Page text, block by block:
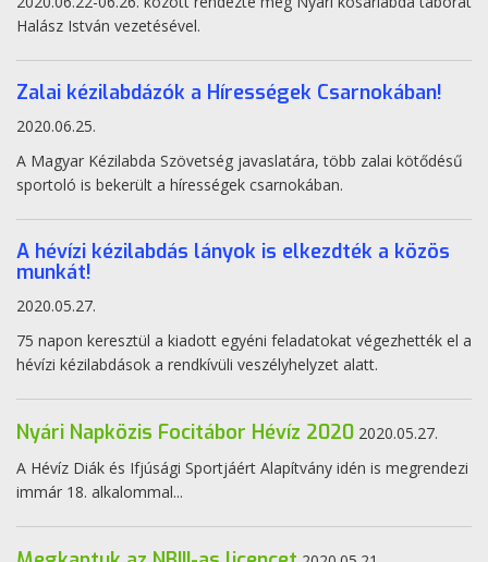
Halász István vezetésével.
Zalai kézilabdázók a Hírességek Csarnokában!
2020.06.25.
A Magyar Kézilabda Szövetség javaslatára, több zalai kötődésű
sportoló is bekerült a hírességek csarnokában.
A hévízi kézilabdás lányok is elkezdték a közös
munkát!
2020.05.27.
75 napon keresztül a kiadott egyéni feladatokat végezhették el a
hévízi kézilabdások a rendkívüli veszélyhelyzet alatt.
Nyári Napközis Focitábor Hévíz 2020 2020.05.27.
A Hévíz Diák és Ifjúsági Sportjáért Alapítvány idén is megrendezi
immár 18. alkalommal...